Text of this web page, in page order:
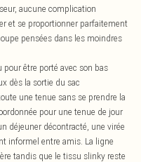
aucune complication
et se proportionner parfaitement
pensées dans les moindres
être porté avec son bas
dès la sortie du sac
une tenue sans se prendre la
pour une tenue de jour
déjeuner décontracté, une virée
informel entre amis. La ligne
tandis que le tissu slinky reste